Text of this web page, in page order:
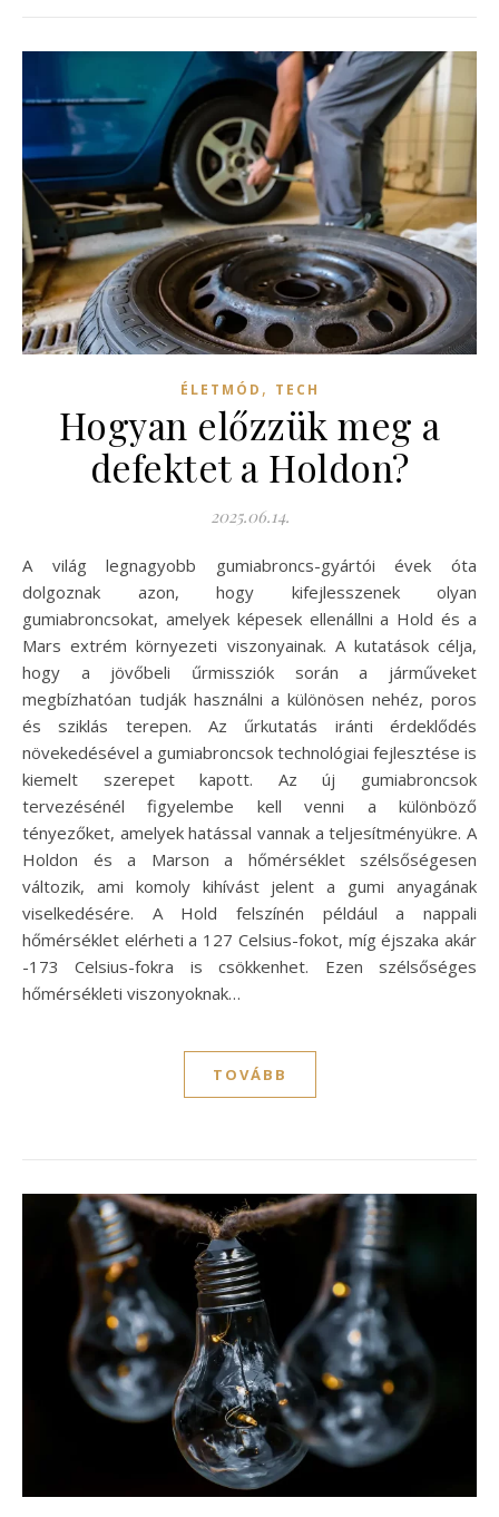
ÉLETMÓD , TECH
Hogyan előzzük meg a
defektet a Holdon?
2025.06.14.
A világ legnagyobb gumiabroncs-gyártói évek óta
dolgoznak azon, hogy kifejlesszenek olyan
gumiabroncsokat, amelyek képesek ellenállni a Hold és a
Mars extrém környezeti viszonyainak. A kutatások célja,
hogy a jövőbeli űrmissziók során a járműveket
megbízhatóan tudják használni a különösen nehéz, poros
és sziklás terepen. Az űrkutatás iránti érdeklődés
növekedésével a gumiabroncsok technológiai fejlesztése is
kiemelt szerepet kapott. Az új gumiabroncsok
tervezésénél figyelembe kell venni a különböző
tényezőket, amelyek hatással vannak a teljesítményükre. A
Holdon és a Marson a hőmérséklet szélsőségesen
változik, ami komoly kihívást jelent a gumi anyagának
viselkedésére. A Hold felszínén például a nappali
hőmérséklet elérheti a 127 Celsius-fokot, míg éjszaka akár
-173 Celsius-fokra is csökkenhet. Ezen szélsőséges
hőmérsékleti viszonyoknak…
TOVÁBB